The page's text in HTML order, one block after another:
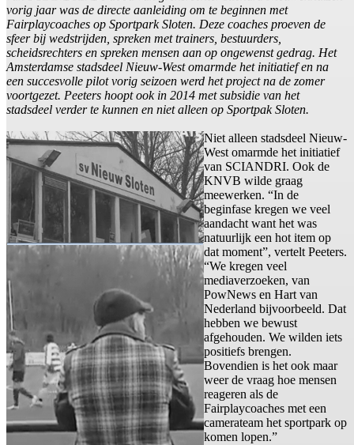
vorig jaar was de directe aanleiding om te beginnen met
Fairplaycoaches op Sportpark Sloten. Deze coaches proeven de
sfeer bij wedstrijden, spreken met trainers, bestuurders,
scheidsrechters en spreken mensen aan op ongewenst gedrag. Het
Amsterdamse stadsdeel Nieuw-West omarmde het initiatief en na
een succesvolle pilot vorig seizoen werd het project na de zomer
voortgezet. Peeters hoopt ook in 2014 met subsidie van het
stadsdeel verder te kunnen en niet alleen op Sportpak Sloten.
Niet alleen stadsdeel Nieuw-
West omarmde het initiatief
van SCIANDRI. Ook de
KNVB wilde graag
meewerken. “In de
beginfase kregen we veel
aandacht want het was
natuurlijk een hot item op
dat moment”, vertelt Peeters.
“We kregen veel
mediaverzoeken, van
PowNews en Hart van
Nederland bijvoorbeeld. Dat
hebben we bewust
afgehouden. We wilden iets
positiefs brengen.
Bovendien is het ook maar
weer de vraag hoe mensen
reageren als de
Fairplaycoaches met een
camerateam het sportpark op
komen lopen.”